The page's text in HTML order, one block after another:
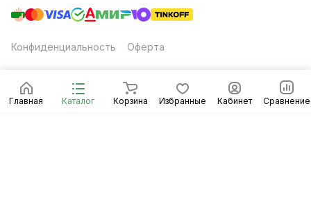
Главная Каталог Корзина Избранные Кабинет Сравнение
Конфиденциальность Оферта